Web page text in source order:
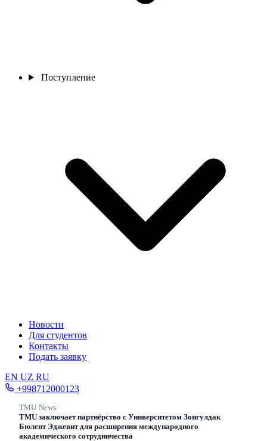
Поступление
Новости
Для студентов
Контакты
Подать заявку
EN UZ RU
+998712000123
TMU/News/
TMU заключает партнёрство с Университетом Зонгулдак
Бюлент Эджевит для расширения международного
академического сотрудничества